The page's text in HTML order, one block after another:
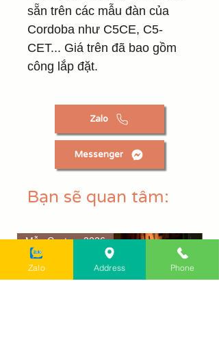
sẵn trên các mẫu đàn của
Cordoba như C5CE, C5-
CET... Giá trên đã bao gồm
công lắp đặt.
Zalo
Messenger
Bạn sẽ quan tâm:
Mẫu Custom 2026
Zalo Address Phone